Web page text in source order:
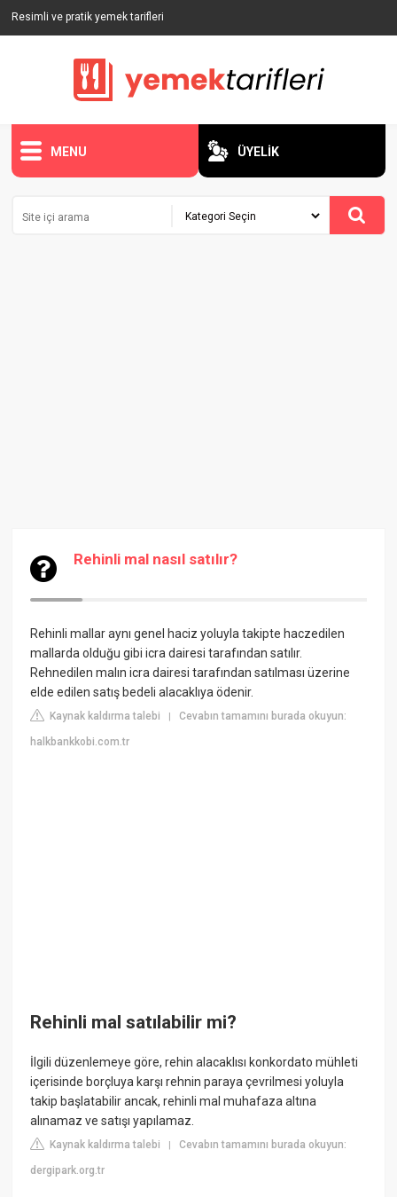
Resimli ve pratik yemek tarifleri
MENU ÜYELİK
Rehinli mal nasıl satılır?
Rehinli mallar aynı genel haciz yoluyla takipte haczedilen
mallarda olduğu gibi icra dairesi tarafından satılır.
Rehnedilen malın icra dairesi tarafından satılması üzerine
elde edilen satış bedeli alacaklıya ödenir.
Kaynak kaldırma talebi |Cevabın tamamını burada okuyun:
halkbankkobi.com.tr
Rehinli mal satılabilir mi?
İlgili düzenlemeye göre, rehin alacaklısı konkordato mühleti
içerisinde borçluya karşı rehnin paraya çevrilmesi yoluyla
takip başlatabilir ancak, rehinli mal muhafaza altına
alınamaz ve satışı yapılamaz.
Kaynak kaldırma talebi |Cevabın tamamını burada okuyun:
dergipark.org.tr